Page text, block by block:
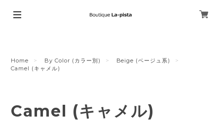
Home By Color (カラー別)
Beige (ベージュ系)
Camel (キャメル)
Camel (キャメル)